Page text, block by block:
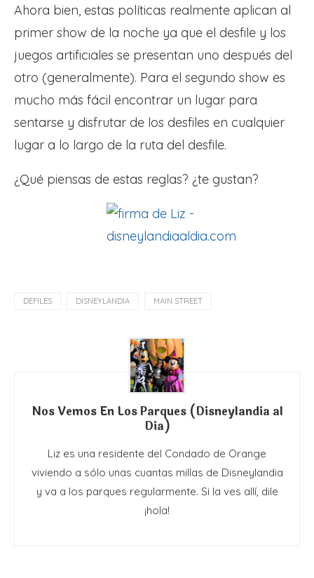
Ahora bien, estas políticas realmente aplican al
primer show de la noche ya que el desfile y los
juegos artificiales se presentan uno después del
otro (generalmente). Para el segundo show es
mucho más fácil encontrar un lugar para
sentarse y disfrutar de los desfiles en cualquier
lugar a lo largo de la ruta del desfile.
¿Qué piensas de estas reglas? ¿te gustan?
DEFILES DISNEYLANDIA MAIN STREET
Nos Vemos En Los Parques (Disneylandia al
Dia)
Liz es una residente del Condado de Orange
viviendo a sólo unas cuantas millas de Disneylandia
y va a los parques regularmente. Si la ves allí, dile
¡hola!